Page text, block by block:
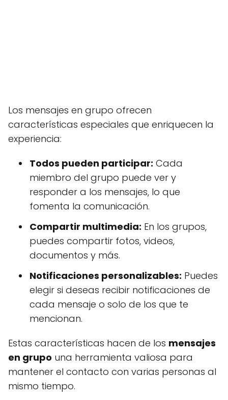
Los mensajes en grupo ofrecen
características especiales que enriquecen la
experiencia:
Todos pueden participar: Cada
miembro del grupo puede ver y
responder a los mensajes, lo que
fomenta la comunicación.
Compartir multimedia: En los grupos,
puedes compartir fotos, videos,
documentos y más.
Notificaciones personalizables: Puedes
elegir si deseas recibir notificaciones de
cada mensaje o solo de los que te
mencionan.
Estas características hacen de los mensajes
en grupo una herramienta valiosa para
mantener el contacto con varias personas al
mismo tiempo.